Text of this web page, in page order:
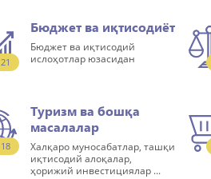
Бюджет ва иқтисодиёт
Бюджет ва иқтисодий
ислоҳотлар юзасидан
21
Туризм ва бошқа
масалалар
Халқаро муносабатлар, ташқи
иқтисодий алоқалар,
ҳорижий инвестициялар ...
18